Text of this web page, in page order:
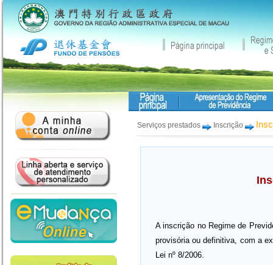
Serviços prestados Inscrição
A inscrição no Regime de
provisória ou definitiva, com a
Lei nº 8/2006.